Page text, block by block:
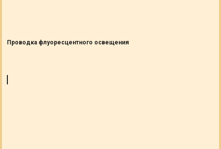
Проводка флуоресцентного освещения